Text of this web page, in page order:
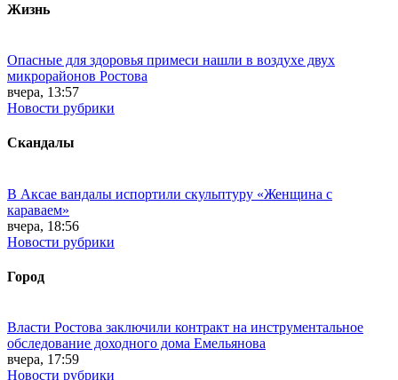
Жизнь
Опасные для здоровья примеси нашли в воздухе двух
микрорайонов Ростова
вчера, 13:57
Новости рубрики
Скандалы
В Аксае вандалы испортили скульптуру «Женщина с
караваем»
вчера, 18:56
Новости рубрики
Город
Власти Ростова заключили контракт на инструментальное
обследование доходного дома Емельянова
вчера, 17:59
Новости рубрики